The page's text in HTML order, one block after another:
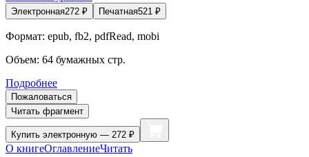
Электронная272 ₽ Печатная521 ₽
Формат: epub, fb2, pdfRead, mobi
Объем: 64 бумажных стр.
Подробнее
Пожаловаться
Читать фрагмент
Купить электронную — 272 ₽
О книгеОглавлениеЧитать